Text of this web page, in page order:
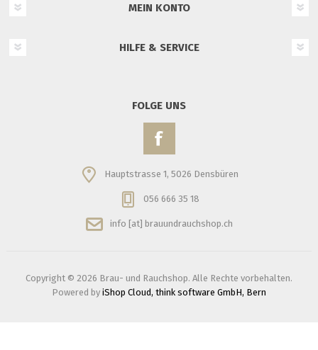
MEIN KONTO
HILFE & SERVICE
FOLGE UNS
Hauptstrasse 1, 5026 Densbüren
056 666 35 18
info [at] brauundrauchshop.ch
Copyright © 2026 Brau- und Rauchshop. Alle Rechte vorbehalten.
Powered by iShop Cloud, think software GmbH, Bern